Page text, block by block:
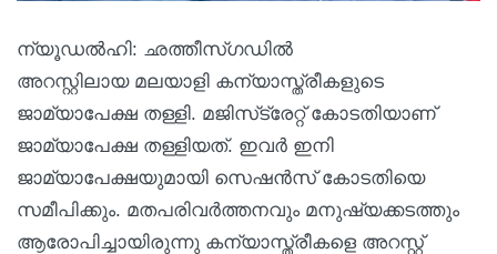
ന്യൂഡല്‍ഹി: ഛത്തീസ്ഗഡില്‍
അറസ്റ്റിലായ മലയാളി കന്യാസ്ത്രീകളുടെ
ജാമ്യാപേക്ഷ തള്ളി. മജിസ്‌ട്രേറ്റ് കോടതിയാണ്
ജാമ്യാപേക്ഷ തള്ളിയത്. ഇവർ ഇനി
ജാമ്യാപേക്ഷയുമായി സെഷന്‍സ് കോടതിയെ
സമീപിക്കും. മതപരിവർത്തനവും മനുഷ്യക്കടത്തും
ആരോപിച്ചായിരുന്നു കന്യാസ്ത്രീകളെ അറസ്റ്റ്